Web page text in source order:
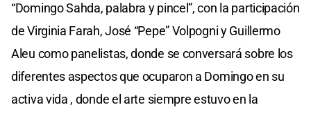
“Domingo Sahda, palabra y pincel”, con la participación
de Virginia Farah, José “Pepe” Volpogni y Guillermo
Aleu como panelistas, donde se conversará sobre los
diferentes aspectos que ocuparon a Domingo en su
activa vida , donde el arte siempre estuvo en la